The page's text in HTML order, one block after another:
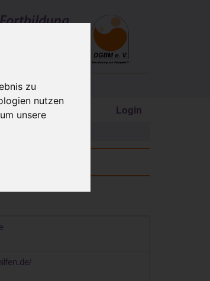
zu
nutzen
unsere
Login
der ganzen Welt.